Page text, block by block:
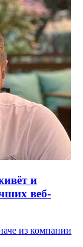
и
веб-
из компании